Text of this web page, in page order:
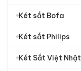
Két sắt Bofa
Két sắt Philips
Két Sắt Việt Nhật